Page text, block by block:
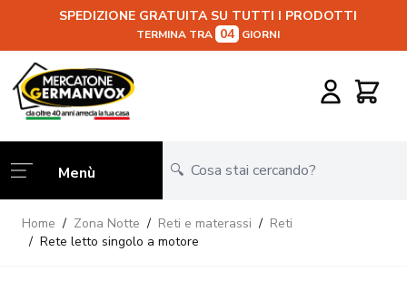
SPEDIZIONE GRATUITA SU TUTTI I PRODOTTI
TERMINA TRA 04 GIORNI
Salta al contenuto
Carrello
Menù
Home / Zona Notte / Reti e materassi / Reti
/ Rete letto singolo a motore